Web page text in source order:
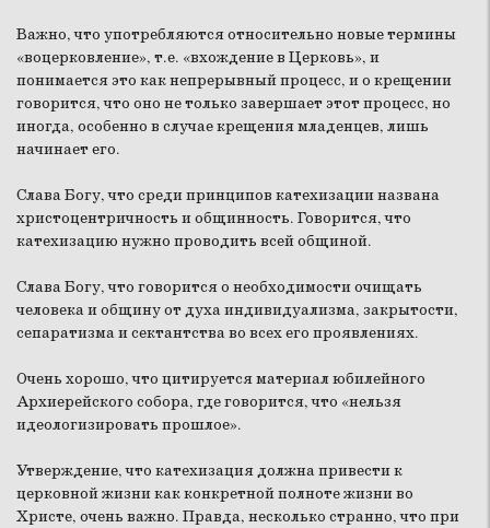
Важно, что употребляются относительно новые термины
«воцерковление», т.е. «вхождение в Церковь», и
понимается это как непрерывный процесс, и о крещении
говорится, что оно не только завершает этот процесс, но
иногда, особенно в случае крещения младенцев, лишь
начинает его.
Слава Богу, что среди принципов катехизации названа
христоцентричность и общинность. Говорится, что
катехизацию нужно проводить всей общиной.
Слава Богу, что говорится о необходимости очищать
человека и общину от духа индивидуализма, закрытости,
сепаратизма и сектантства во всех его проявлениях.
Очень хорошо, что цитируется материал юбилейного
Архиерейского собора, где говорится, что «нельзя
идеологизировать прошлое».
Утверждение, что катехизация должна привести к
церковной жизни как конкретной полноте жизни во
Христе, очень важно. Правда, несколько странно, что при